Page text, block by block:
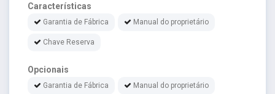
Características
Garantia de Fábrica Manual do proprietário
Chave Reserva
Opcionais
Garantia de Fábrica Manual do proprietário